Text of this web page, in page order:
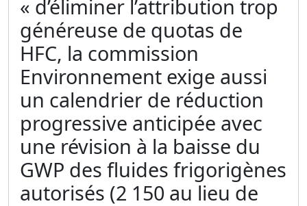
« d’éliminer l’attribution trop
généreuse de quotas de
HFC, la commission
Environnement exige aussi
un calendrier de réduction
progressive anticipée avec
une révision à la baisse du
GWP des fluides frigorigènes
autorisés (2 150 au lieu de